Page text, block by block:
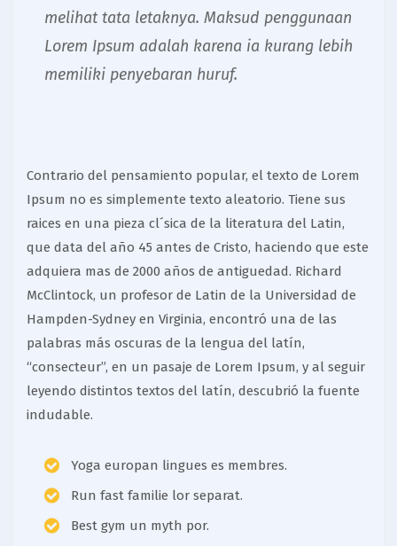
melihat tata letaknya. Maksud penggunaan
Lorem Ipsum adalah karena ia kurang lebih
memiliki penyebaran huruf.
Contrario del pensamiento popular, el texto de Lorem
Ipsum no es simplemente texto aleatorio. Tiene sus
raices en una pieza cl´sica de la literatura del Latin,
que data del año 45 antes de Cristo, haciendo que este
adquiera mas de 2000 años de antiguedad. Richard
McClintock, un profesor de Latin de la Universidad de
Hampden-Sydney en Virginia, encontró una de las
palabras más oscuras de la lengua del latín,
“consecteur”, en un pasaje de Lorem Ipsum, y al seguir
leyendo distintos textos del latín, descubrió la fuente
indudable.
Yoga europan lingues es membres.
Run fast familie lor separat.
Best gym un myth por.